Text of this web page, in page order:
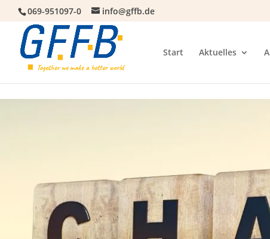
069-951097-0 info@gffb.de
Start Aktuelles